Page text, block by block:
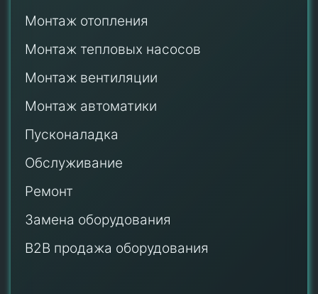
Монтаж отопления
Монтаж тепловых насосов
Монтаж вентиляции
Монтаж автоматики
Пусконаладка
Обслуживание
Ремонт
Замена оборудования
B2B продажа оборудования